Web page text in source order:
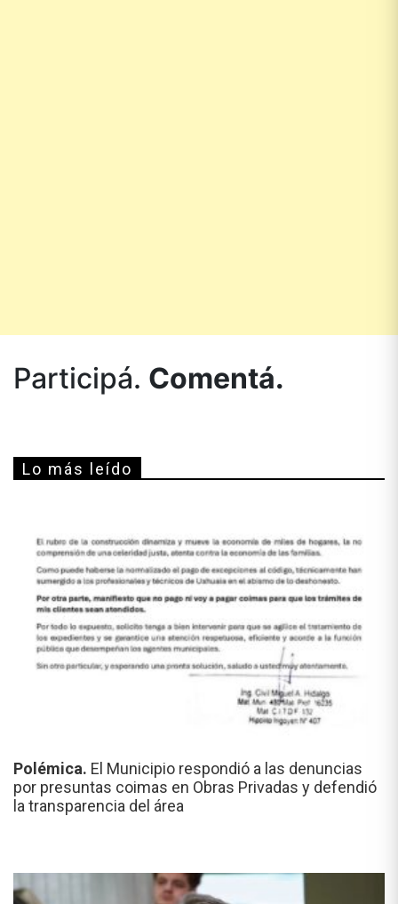
Participá. Comentá.
Lo más leído
Polémica. El Municipio respondió a las denuncias
por presuntas coimas en Obras Privadas y defendió
la transparencia del área